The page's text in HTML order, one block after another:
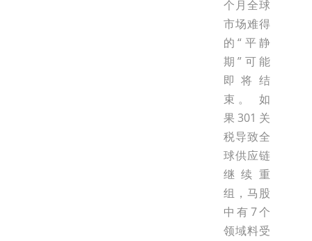
个月全球
市场难得
的“平静
期”可能
即将结
束。 如
果301关
税导致全
球供应链
继续重
组，马股
中有7个
领域料受